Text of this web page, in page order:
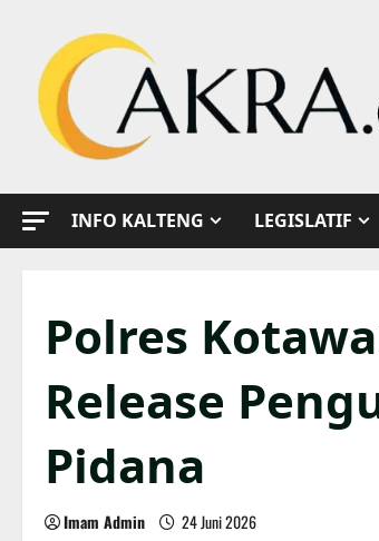
content
INFO KALTENG LEGISLATIF
Polres
Release
Pidana
Imam Admin 24 Juni 2026